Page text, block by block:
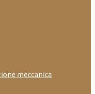
meccanica